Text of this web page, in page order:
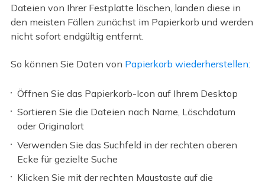
Dateien von Ihrer Festplatte löschen, landen diese in
den meisten Fällen zunächst im Papierkorb und werden
nicht sofort endgültig entfernt.
So können Sie Daten von Papierkorb wiederherstellen:
Öffnen Sie das Papierkorb-Icon auf Ihrem Desktop
Sortieren Sie die Dateien nach Name, Löschdatum
oder Originalort
Verwenden Sie das Suchfeld in der rechten oberen
Ecke für gezielte Suche
Klicken Sie mit der rechten Maustaste auf die